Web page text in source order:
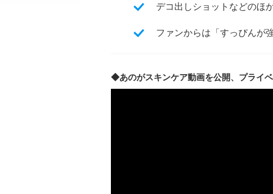
デコ出しショットなどのほ
ファンからは「すっぴんが
◆あのがスキンケア動画を公開、プライ